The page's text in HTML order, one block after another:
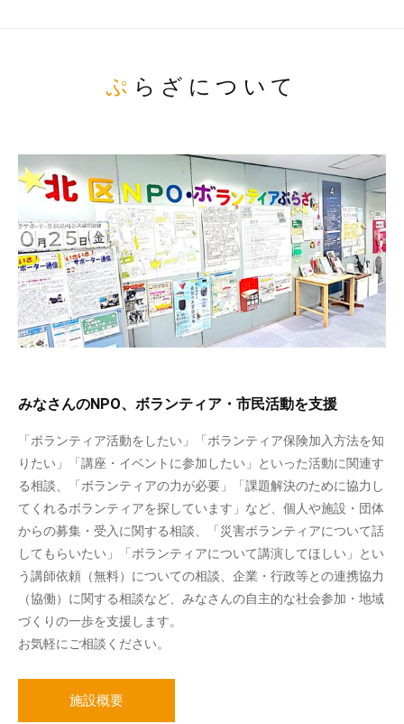
ぷらざについて
みなさんのNPO、ボランティア・市民活動を支援
「ボランティア活動をしたい」「ボランティア保険加入方法を知
りたい」「講座・イベントに参加したい」といった活動に関連す
る相談、「ボランティアの力が必要」「課題解決のために協力し
てくれるボランティアを探しています」など、個人や施設・団体
からの募集・受入に関する相談、「災害ボランティアについて話
してもらいたい」「ボランティアについて講演してほしい」とい
う講師依頼（無料）についての相談、企業・行政等との連携協力
（協働）に関する相談など、みなさんの自主的な社会参加・地域
づくりの一歩を支援します。
お気軽にご相談ください。
施設概要